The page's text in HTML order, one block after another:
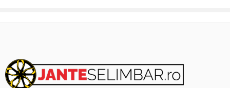
Sudura jante aliaj;
Vanzare si programare senzori presiune roti;